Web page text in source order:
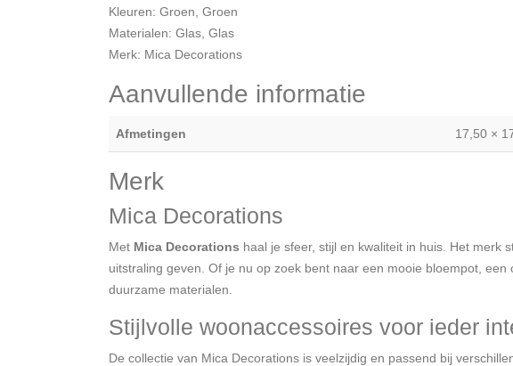
Kleuren: Groen, Groen
Materialen: Glas, Glas
Merk: Mica Decorations
Aanvullende informatie
Afmetingen 17,50 ×
Merk
Mica Decorations
Met Mica Decorations haal je sfeer, stijl en kwaliteit in huis. Het merk
uitstraling geven. Of je nu op zoek bent naar een mooie bloempot,
duurzame materialen.
Stijlvolle woonaccessoires voor ieder
De collectie van Mica Decorations is veelzijdig en passend bij